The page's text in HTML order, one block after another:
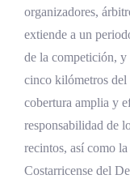
organizadores,
extiende a un
de la competición, y
cinco kilómetros del
cobertura amplia y
responsabilidad de
recintos, así como
Costarricense del